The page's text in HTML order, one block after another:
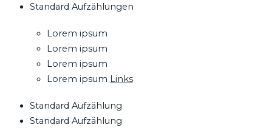
Standard Aufzählungen
Lorem ipsum
Lorem ipsum
Lorem ipsum
Lorem ipsum Links
Standard Aufzählung
Standard Aufzählung